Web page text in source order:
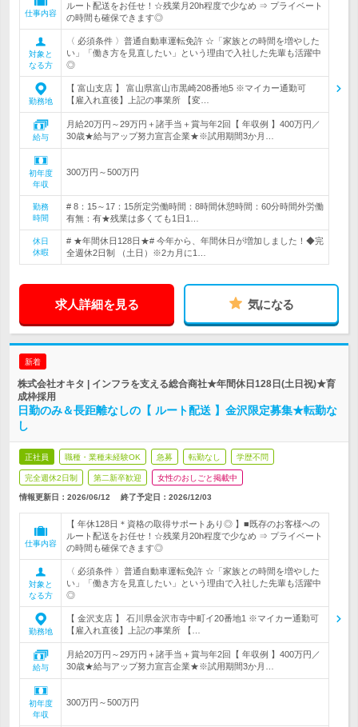
仕事内容
ルート配送をお任せ！☆残業月20h程度で少なめ ⇒ プライベート
の時間も確保できます◎
対象と
なる方
〈 必須条件 〉普通自動車運転免許 ☆「家族との時間を増やした
い」「働き方を見直したい」という理由で入社した先輩も活躍中
◎
勤務地
【 富山支店 】 富山県富山市黒崎208番地5 ※マイカー通勤可
【雇入れ直後】上記の事業所 【変…
給与
月給20万円～29万円＋諸手当＋賞与年2回【 年収例 】400万円／
30歳★給与アップ努力宣言企業★※試用期間3か月…
初年度
年収
300万円～500万円
勤務
時間
# 8：15～17：15所定労働時間：8時間休憩時間：60分時間外労働
有無：有★残業は多くても1日1…
休日
休暇
# ★年間休日128日★# 今年から、年間休日が増加しました！◆完
全週休2日制 （土日）※2カ月に1…
求人詳細を見る 気になる
新着
株式会社オキタ | インフラを支える総合商社★年間休日128日(土日祝)★育
成枠採用
日勤のみ＆長距離なしの【 ルート配送 】金沢限定募集★転勤な
し
正社員 職種・業種未経験OK 急募 転勤なし 学歴不問
完全週休2日制 第二新卒歓迎 女性のおしごと掲載中
情報更新日：2026/06/12 終了予定日： 2026/12/03
仕事内容
【 年休128日＊資格の取得サポートあり◎ 】■既存のお客様への
ルート配送をお任せ！☆残業月20h程度で少なめ ⇒ プライベート
の時間も確保できます◎
対象と
なる方
〈 必須条件 〉普通自動車運転免許 ☆「家族との時間を増やした
い」「働き方を見直したい」という理由で入社した先輩も活躍中
◎
勤務地
【 金沢支店 】 石川県金沢市寺中町イ20番地1 ※マイカー通勤可
【雇入れ直後】上記の事業所 【…
給与
月給20万円～29万円＋諸手当＋賞与年2回【 年収例 】400万円／
30歳★給与アップ努力宣言企業★※試用期間3か月…
初年度
年収
300万円～500万円